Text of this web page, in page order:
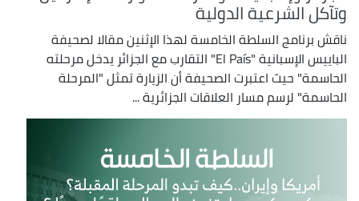
وتآكل الشرعية الدولية
ناقش برنامج السلطة الخامسة لهذا الإثنين مقالا لصحيفة
الباييس الإسبانية "El País" التقارب مع الجزائر يدخل مرحلته
الحاسمة" حيث اعتبرت الصحيفة أن الزيارة تمثل "المرحلة
الحاسمة" لرسم مسار العلاقات الجزائرية ...